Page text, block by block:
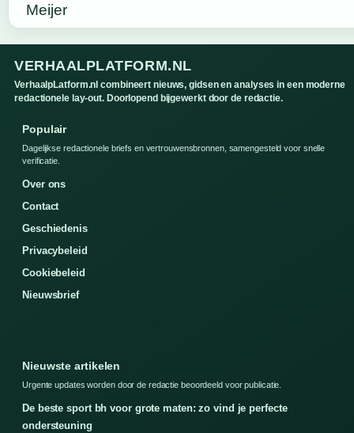
VERHAALPLATFORM.NL
VerhaalpLatform.nl combineert nieuws, gidsen en analyses in een moderne
redactionele lay-out. Doorlopend bijgewerkt door de redactie.
Populair
Dagelijkse redactionele briefs en vertrouwensbronnen, samengesteld voor snelle
verificatie.
Over ons
Contact
Geschiedenis
Privacybeleid
Cookiebeleid
Nieuwsbrief
Nieuwste artikelen
Urgente updates worden door de redactie beoordeeld voor publicatie.
De beste sport bh voor grote maten: zo vind je perfecte
ondersteuning